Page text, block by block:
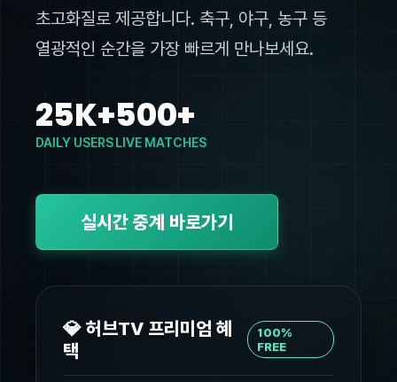
초고화질로 제공합니다. 축구, 야구, 농구 등
열광적인 순간을 가장 빠르게 만나보세요.
25K+
DAILY USERS
500+
LIVE MATCHES
실시간 중계 바로가기
💎 허브TV 프리미엄 혜
택
100%
FREE